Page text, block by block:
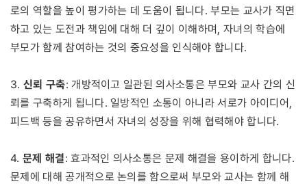
로의 역할을 높이 평가하는 데 도움이 됩니다. 부모는 교사가 직면
하고 있는 도전과 책임에 대해 더 깊이 이해하며, 자녀의 학습에
부모가 함께 참여하는 것의 중요성을 인식해야 합니다.
3. 신뢰 구축: 개방적이고 일관된 의사소통은 부모와 교사 간의 신
뢰를 구축하게 됩니다. 일방적인 소통이 아니라 서로가 아이디어,
피드백 등을 공유하면서 자녀의 성장을 위해 협력해야 합니다.
4. 문제 해결: 효과적인 의사소통은 문제 해결을 용이하게 합니다.
문제에 대해 공개적으로 논의를 함으로써 부모와 교사는 함께 해